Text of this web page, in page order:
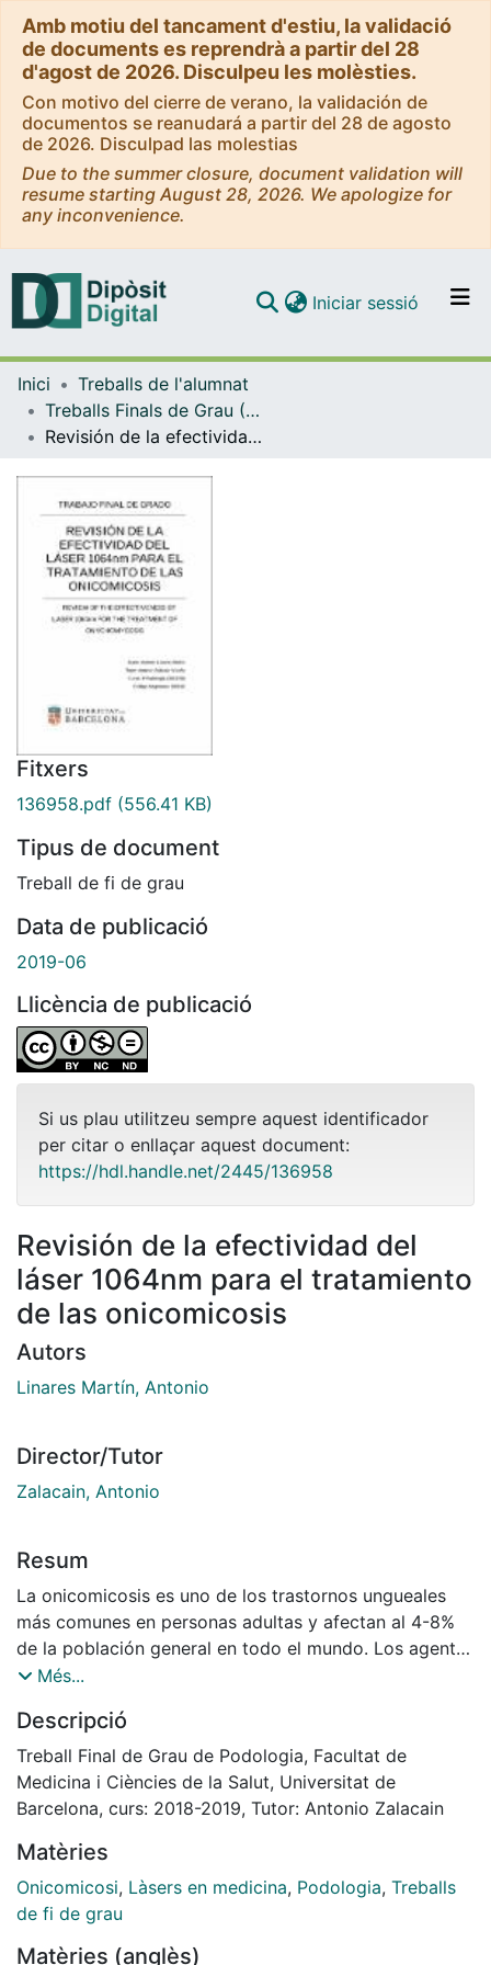
Amb motiu del tancament d'estiu, la validació
de documents es reprendrà a partir del 28
d'agost de 2026. Disculpeu les molèsties.
Con motivo del cierre de verano, la validación de
documentos se reanudará a partir del 28 de agosto
de 2026. Disculpad las molestias
Due to the summer closure, document validation will
resume starting August 28, 2026. We apologize for
any inconvenience.
Navega per tot el DD
Com publicar
Iniciar sessió (current)
Inici
Treballs de l'alumnat
Treballs Finals de Grau (TFG) - Podologia
Revisión de la efectividad del láser 1064nm para el tratamiento de las onicomicosis
Fitxers
136958.pdf (556.41 KB)
Tipus de document
Treball de fi de grau
Data de publicació
2019-06
Llicència de publicació
Si us plau utilitzeu sempre aquest identificador
per citar o enllaçar aquest document:
https://hdl.handle.net/2445/136958
Revisión de la efectividad del
láser 1064nm para el tratamiento
de las onicomicosis
Autors
Linares Martín, Antonio
Director/Tutor
Zalacain, Antonio
Resum
La onicomicosis es uno de los trastornos ungueales
más comunes en personas adultas y afectan al 4-8%
de la población general en todo el mundo. Los agentes
causantes son los dermatofitos, mohos filamentosos
onicomicosis son causadas por hongos dermatofitos.
Los métodos usados para su diagnóstico consisten en
la anamnesis, exploración física, la microscopía directa
(KOH) y el cultivo. Hay diferentes presentaciones
tienen sintomatología común: la decoloración de la
uña, alteraciones en la superficie, hiperqueratosis,
crecimiento lento y onicolisis. Hasta hace una década
Més...
Descripció
Treball Final de Grau de Podologia, Facultat de
Medicina i Ciències de la Salut, Universitat de
Barcelona, curs: 2018-2019, Tutor: Antonio Zalacain
Matèries
Onicomicosi, Làsers en medicina, Podologia, Treballs
de fi de grau
Matèries (anglès)